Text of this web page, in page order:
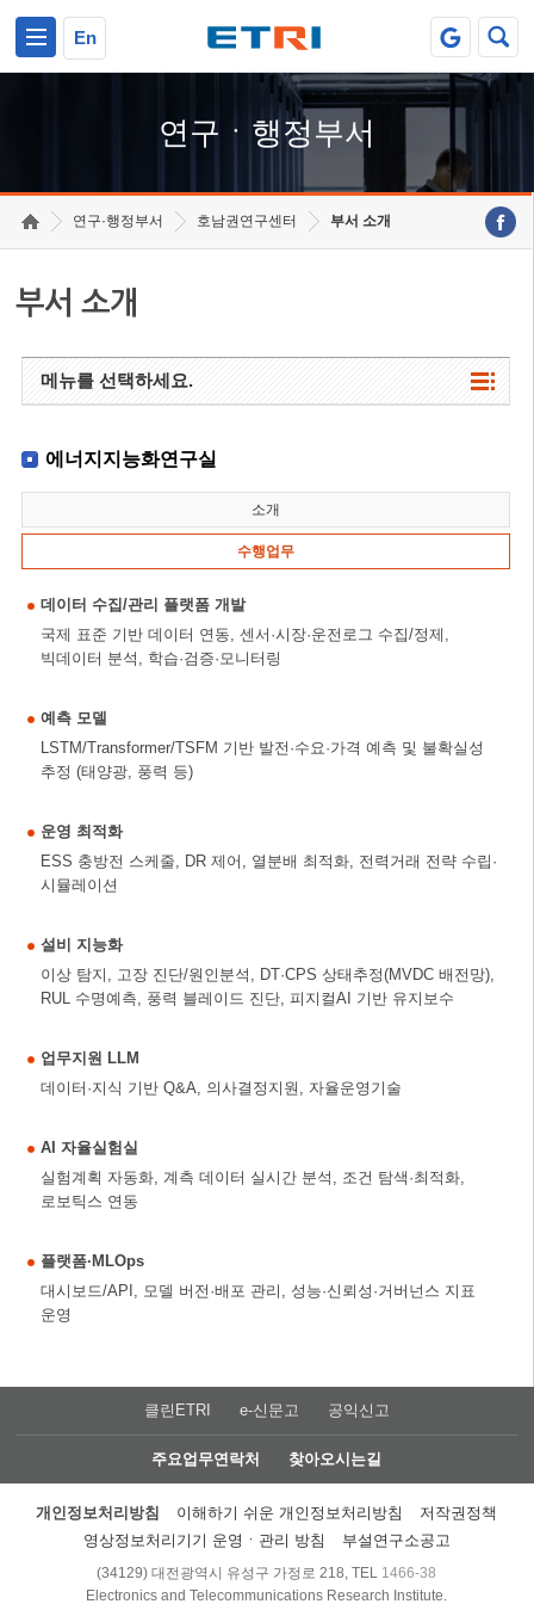
En
연구ㆍ행정부서
연구·행정부서 호남권연구센터 부서 소개
부서 소개
메뉴를 선택하세요.
에너지지능화연구실
소개
수행업무
데이터 수집/관리 플랫폼 개발
국제 표준 기반 데이터 연동, 센서·시장·운전로그 수집/정제,
빅데이터 분석, 학습·검증·모니터링
예측 모델
LSTM/Transformer/TSFM 기반 발전·수요·가격 예측 및 불확실성
추정 (태양광, 풍력 등)
운영 최적화
ESS 충방전 스케줄, DR 제어, 열분배 최적화, 전력거래 전략 수립·
시뮬레이션
설비 지능화
이상 탐지, 고장 진단/원인분석, DT·CPS 상태추정(MVDC 배전망),
RUL 수명예측, 풍력 블레이드 진단, 피지컬AI 기반 유지보수
업무지원 LLM
데이터·지식 기반 Q&A, 의사결정지원, 자율운영기술
AI 자율실험실
실험계획 자동화, 계측 데이터 실시간 분석, 조건 탐색·최적화,
로보틱스 연동
플랫폼·MLOps
대시보드/API, 모델 버전·배포 관리, 성능·신뢰성·거버넌스 지표
운영
클린ETRI e-신문고 공익신고
주요업무연락처 찾아오시는길
개인정보처리방침 이해하기 쉬운 개인정보처리방침
저작권정책
영상정보처리기기 운영ㆍ관리 방침
부설연구소공고
(34129) 대전광역시 유성구 가정로 218, TEL 1466-38
Electronics and Telecommunications Research Institute.